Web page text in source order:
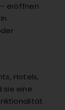
eröffnen
Hotels,
sie eine